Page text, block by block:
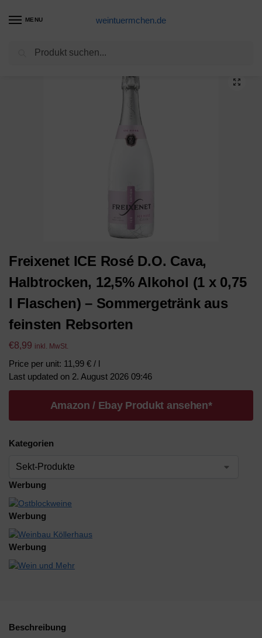
MENU weintuermchen.de
Sekt-Produkte / Freixenet ICE Rosé D.O. Cava, Halbtrocken, 12,5% Alkohol (1 x 0,75 l Flaschen) – Sommergetränk aus feinsten Rebsorten
Freixenet ICE Rosé D.O. Cava,
Halbtrocken, 12,5% Alkohol (1 x 0,75
l Flaschen) – Sommergetränk aus
feinsten Rebsorten
€8,99 inkl. MwSt.
Price per unit: 11,99 € / l
Last updated on 2. August 2026 09:46
Amazon / Ebay Produkt ansehen*
Kategorien
Werbung
Werbung
Werbung
Beschreibung